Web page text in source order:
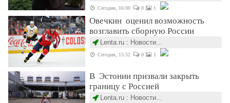
Сегодня, 16:00 0 1
Овечкин оценил возможность
возглавить сборную России
Lenta.ru : Новости...
Сегодня, 15:52 0 1
В Эстонии призвали закрыть
границу с Россией
Lenta.ru : Новости...